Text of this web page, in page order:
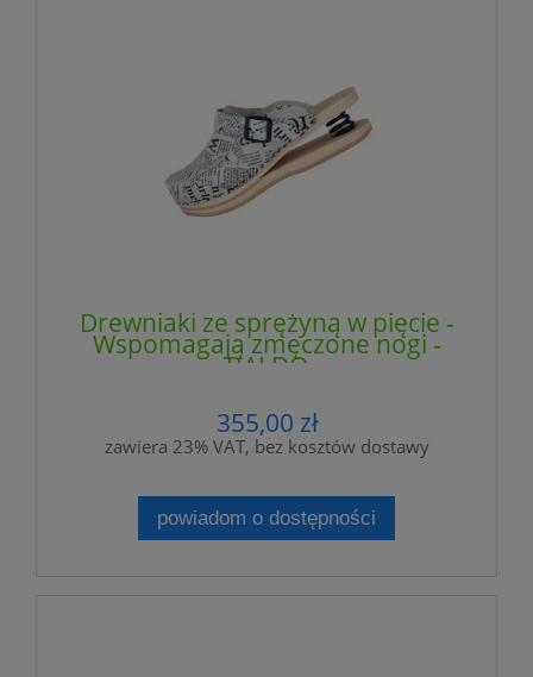
Drewniaki ze sprężyną w pięcie -
Wspomagają zmęczone nogi -
BALDO
355,00 zł
zawiera 23% VAT, bez kosztów dostawy
powiadom o dostępności